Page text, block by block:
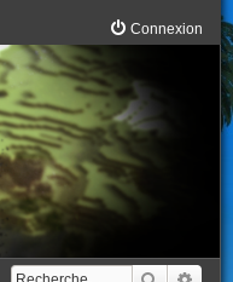
Connexion